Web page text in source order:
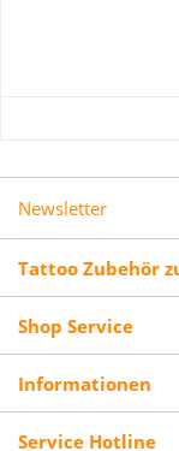
Newsletter
Tattoo Zubehör
Shop Service
Informationen
Service Hotline